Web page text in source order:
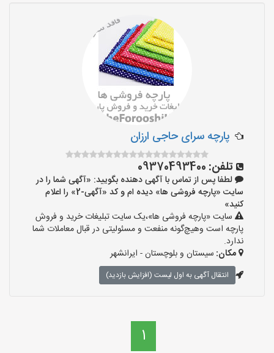
پارچه سرای حاجی ارزان
تلفن: 09370493400
لطفا پس از تماس با آگهی دهنده بگویید: «آگهی شما را در
سایت «پارچه فروشی ها» دیده ام و کد «آگهی-2» را اعلام
کنید»
سایت «پارچه فروشی ها»،یک سایت تبلیغات خرید و فروش
پارچه است وهیچ‌گونه منفعت و مسئولیتی در قبال معاملات شما
ندارد.
مکان: سیستان و بلوچستان - ایرانشهر
انتقال آگهی به اول لیست (افزایش بازدید)
1